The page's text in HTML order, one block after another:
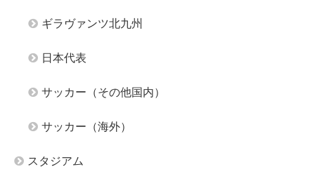
ギラヴァンツ北九州
日本代表
サッカー（その他国内）
サッカー（海外）
スタジアム